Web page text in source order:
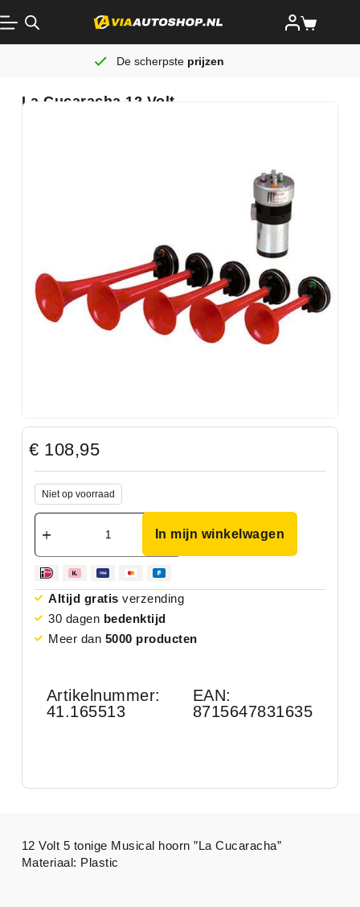
De scherpste prijzen
La Cucaracha 12 Volt
€ 108,95
Niet op voorraad
In mijn winkelwagen
Altijd gratis verzending
30 dagen bedenktijd
Meer dan 5000 producten
Artikelnummer:
41.165513
EAN:
8715647831635
12 Volt 5 tonige Musical hoorn ”La Cucaracha”
Materiaal: Plastic